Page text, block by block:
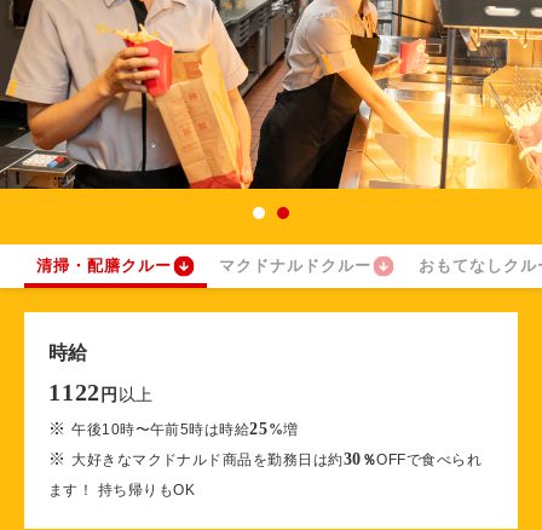
清掃・配膳クルー マクドナルドクルー おもてなしクル
時給
1122 円 以上
※午後10時〜午前5時は時給25%増
※ 大好きなマクドナルド商品を勤務日は約30 ％OFFで食べられ
ます！ 持ち帰りもOK